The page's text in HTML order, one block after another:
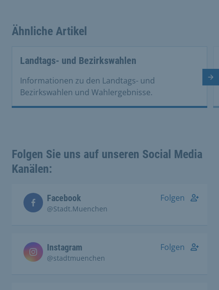
Ähnliche Artikel
Landtags- und Bezirkswahlen
Informationen zu den Landtags- und
Bezirkswahlen und Wahlergebnisse.
Folgen Sie uns auf unseren Social Media
Kanälen:
Facebook
@Stadt.Muenchen
Folgen
Instagram
@stadtmuenchen
Folgen